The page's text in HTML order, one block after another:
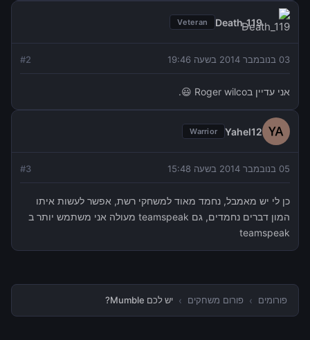
Death_119
Veteran
03 בנובמבר 2014 בשעה 19:46 #2
אני עדיין בRoger wilco 😃.
Yahel12
Warrior
05 בנובמבר 2014 בשעה 15:48 #3
כן לי יש מאמבל, נחמד מאוד למשחקי רשת, אפשר לעשות איתו
המון דברים נחמדים, גם teamspeak מעולה אני משתמש יותר ב
teamspeak
פורומים › פורום משחקים › יש לכם Mumble?